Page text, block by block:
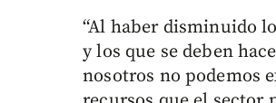
“Al haber disminuido
y los que se deben
nosotros no podemos